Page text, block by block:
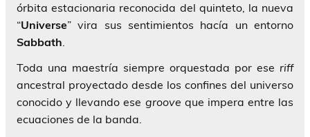
órbita estacionaria reconocida del quinteto, la nueva
“Universe” vira sus sentimientos hacía un entorno
Sabbath.
Toda una maestría siempre orquestada por ese riff
ancestral proyectado desde los confines del universo
conocido y llevando ese groove que impera entre las
ecuaciones de la banda.